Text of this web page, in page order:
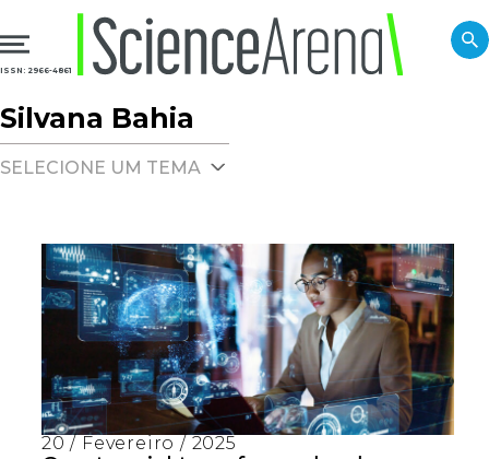
ISSN: 2966-4861
Silvana Bahia
SELECIONE UM TEMA
20 / Fevereiro / 2025